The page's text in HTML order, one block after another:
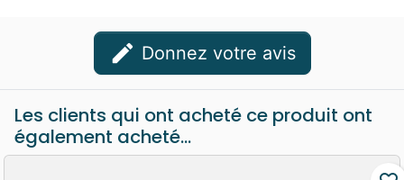
edit Donnez votre avis
Les clients qui ont acheté ce produit ont
également acheté...